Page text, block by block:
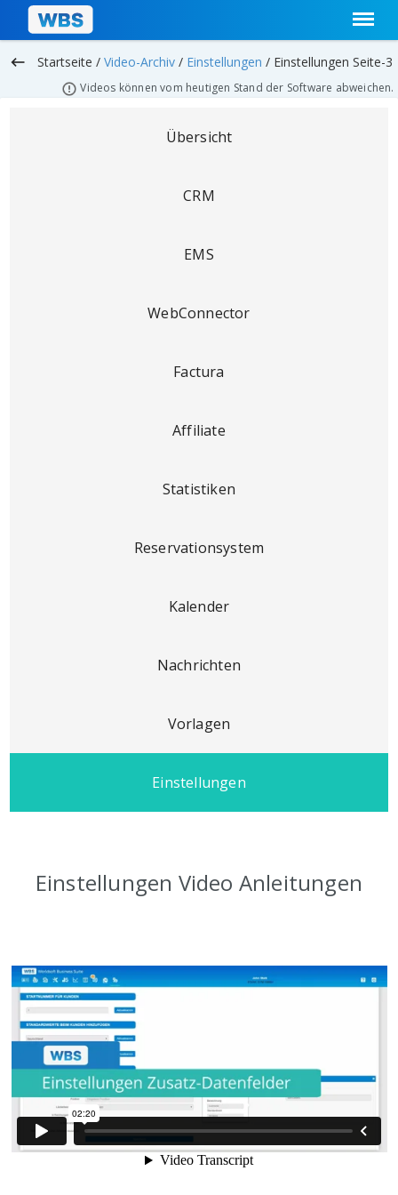
keyboard_backspace Startseite / Video-Archiv / Einstellungen / Einstellungen Seite-3
Videos können vom heutigen Stand der Software abweichen.
Übersicht
CRM
EMS
WebConnector
Factura
Affiliate
Statistiken
Reservationsystem
Kalender
Nachrichten
Vorlagen
Einstellungen
Einstellungen Video Anleitungen